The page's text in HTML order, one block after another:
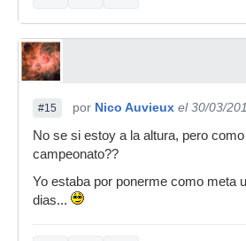
#15 por Nico Auvieux el 30/03/
No se si estoy a la altura, pero como
campeonato??
Yo estaba por ponerme como meta
dias...